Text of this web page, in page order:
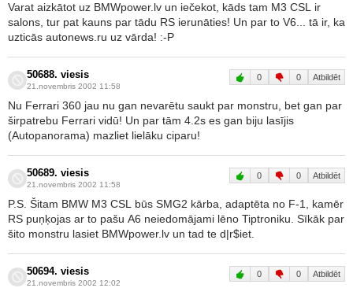
Varat aizkātot uz BMWpower.lv un iečekot, kāds tam M3 CSL ir
salons, tur pat kauns par tādu RS ierunāties! Un par to V6... tā ir, ka
uzticās autonews.ru uz vārda! :-P
50688. viesis
21.novembris 2002 11:58
0 0 Atbildēt
Nu Ferrari 360 jau nu gan nevarētu saukt par monstru, bet gan par
širpatrebu Ferrari vidū! Un par tām 4.2s es gan biju lasījis
(Autopanorama) mazliet lielāku ciparu!
50689. viesis
21.novembris 2002 11:58
0 0 Atbildēt
P.S. Šitam BMW M3 CSL būs SMG2 kārba, adaptēta no F-1, kamēr
RS puņķojas ar to pašu A6 neiedomājami lēno Tiptroniku. Sīkāk par
šito monstru lasiet BMWpower.lv un tad te d|r$iet.
50694. viesis
21.novembris 2002 12:02
0 0 Atbildēt